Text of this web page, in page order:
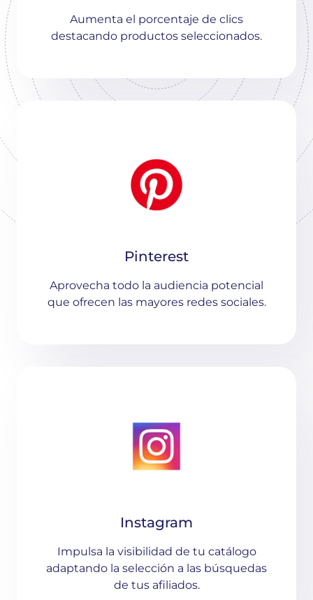
Aumenta el porcentaje de clics
destacando productos seleccionados.
Pinterest
Aprovecha todo la audiencia potencial
que ofrecen las mayores redes sociales.
Instagram
Impulsa la visibilidad de tu catálogo
adaptando la selección a las búsquedas
de tus afiliados.